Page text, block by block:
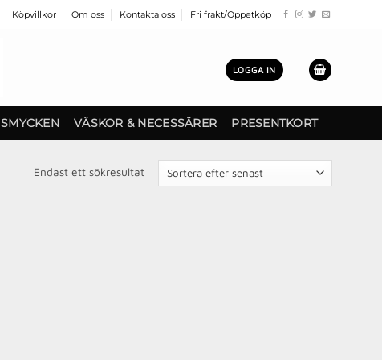
Köpvillkor Om oss Kontakta oss Fri frakt/Öppetköp
LOGGA IN
SMYCKEN VÄSKOR & NECESSÄRER PRESENTKORT
Endast ett sökresultat